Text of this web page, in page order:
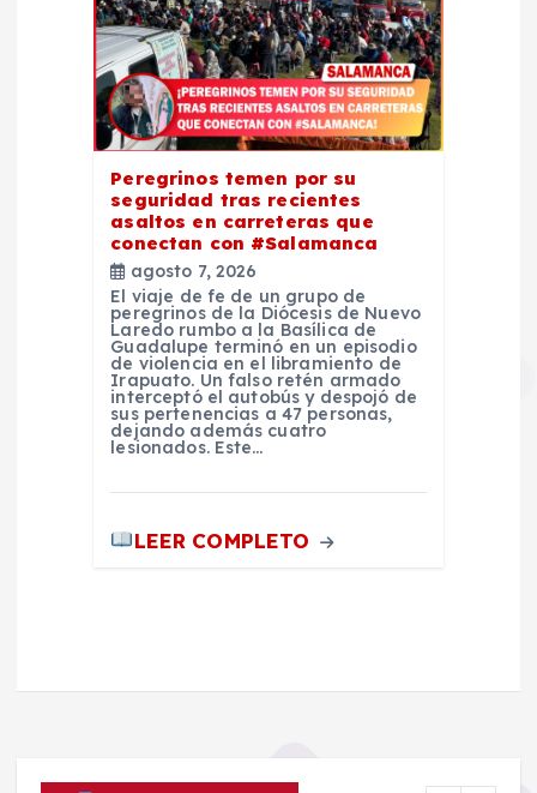
Peregrinos temen por su
seguridad tras recientes
asaltos en carreteras que
conectan con #Salamanca
agosto 7, 2026
El viaje de fe de un grupo de
peregrinos de la Diócesis de Nuevo
Laredo rumbo a la Basílica de
Guadalupe terminó en un episodio
de violencia en el libramiento de
Irapuato. Un falso retén armado
interceptó el autobús y despojó de
sus pertenencias a 47 personas,
dejando además cuatro
lesionados. Este…
LEER COMPLETO